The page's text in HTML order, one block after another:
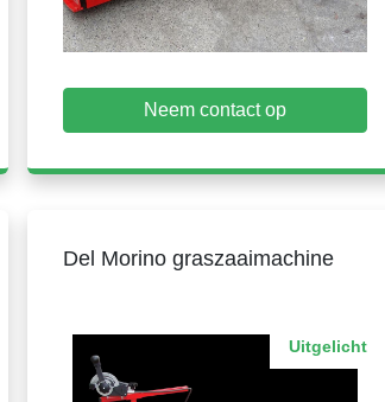
Neem contact op
Del Morino graszaaimachine
Uitgelicht